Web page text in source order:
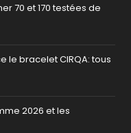
70 et 170 testées de
le bracelet CIRQA: tous
2026 et les